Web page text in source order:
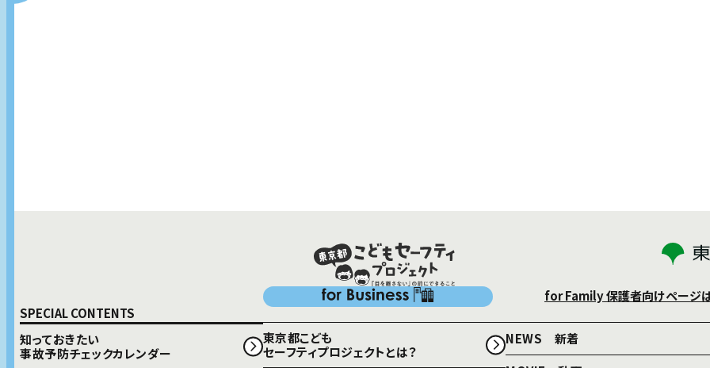
for Family保護者向けページ
SPECIAL CONTENTS
知っておきたい
事故予防チェックカレンダー
東京都こども
セーフティプロジェクトとは？
NEWS 新着